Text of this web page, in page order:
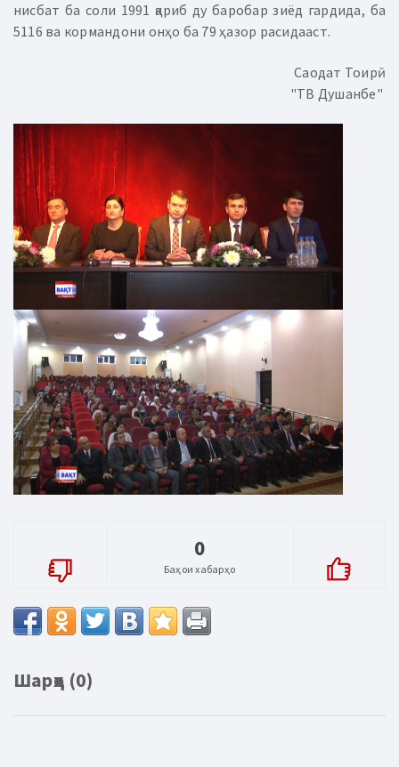
нисбат ба соли 1991 қариб ду баробар зиёд гардида, ба
5116 ва кормандони онҳо ба 79 ҳазор расидааст.
Саодат Тоирӣ
"ТВ Душанбе"
0
Баҳои хабарҳо
Шарҳҳо (0)